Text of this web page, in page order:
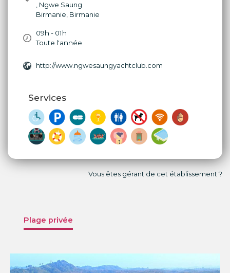
, Ngwe Saung
Birmanie, Birmanie
09h - 01h
Toute l'année
http://www.ngwesaungyachtclub.com
Services
Vous êtes gérant de cet établissement ?
Plage privée